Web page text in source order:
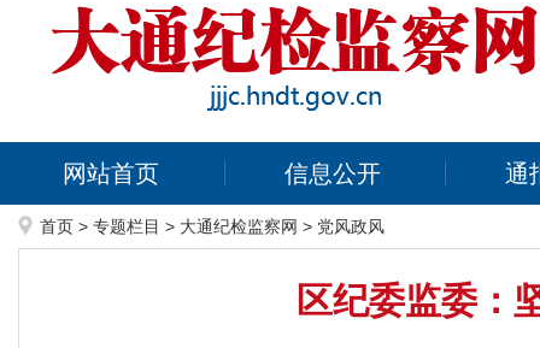
网站首页 信息公开 通
首页 > 专题栏目 > 大通纪检监察网 > 党风政风
区纪委监委：